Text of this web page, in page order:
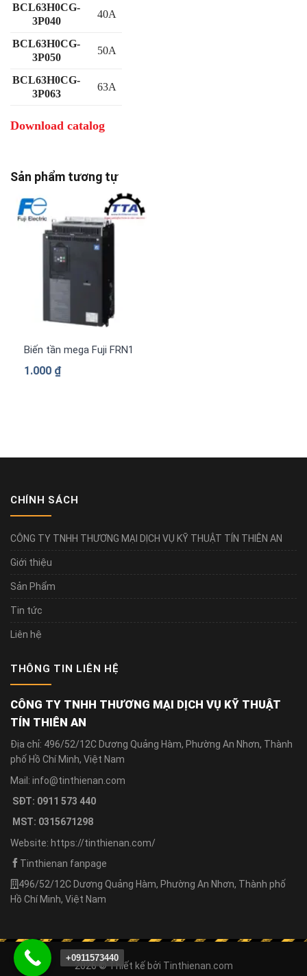
BCL63H0CG-
3P040
40A
BCL63H0CG-
3P050
50A
BCL63H0CG-
3P063
63A
Download catalog
Sản phẩm tương tự
Biến tần mega Fuji FRN1480G2S-4G 3 pha 380 V
1.000 ₫
CHÍNH SÁCH
CÔNG TY TNHH THƯƠNG MẠI DỊCH VỤ KỸ THUẬT TÍN THIÊN AN
Giới thiệu
Sản Phẩm
Tin tức
Liên hệ
THÔNG TIN LIÊN HỆ
CÔNG TY TNHH THƯƠNG MẠI DỊCH VỤ KỸ THUẬT
TÍN THIÊN AN
Địa chỉ: 496/52/12C Dương Quảng Hàm, Phường An Nhơn, Thành
phố Hồ Chí Minh, Việt Nam
Mail: info@tinthienan.com
SĐT: 0911 573 440
MST: 0315671298
Website: https://tinthienan.com/
Tinthienan fanpage
496/52/12C Dương Quảng Hàm, Phường An Nhơn, Thành phố
Hồ Chí Minh, Việt Nam
2026 © Thiết kế bởi Tinthienan.com
+0911573440